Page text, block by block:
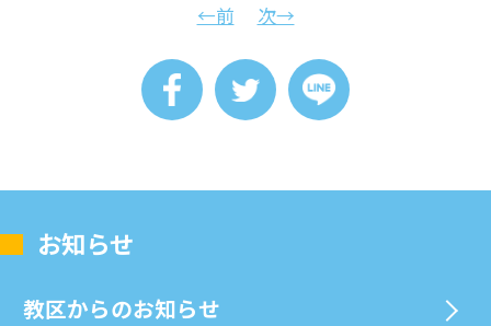
←前 次→
お知らせ
教区からのお知らせ